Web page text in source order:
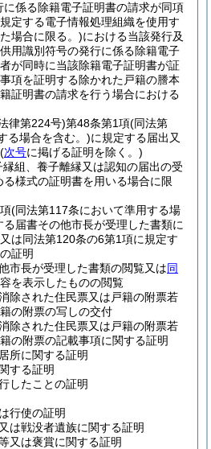
に係る除籍電子証明書の請求が同項
定する電子情報処理組織を使用す
場合に限る。)における当該発行及
用識別符号の発行に係る除籍電子
が同時に当該除籍電子証明書が証
項を証明する除かれた戸籍の謄本
証明書の請求を行う場合における
律第224号)第48条第1項(同法第
る場合を含む。)に規定する届出又
(次号に掲げる証明を除く。)
組、養子離縁又は認知の届出の受
る様式の証明書を用いる場合に限
(同法第117条において準用する場
る届書その他市長が受理した書類に
は同法第120条の6第1項に規定す
証明
市長が受理した書類の閲覧又は同
を表示したものの閲覧
除された住民票又は戸籍の附票若
の附票の写しの交付
除された住民票又は戸籍の附票若
の附票の記載事項に関する証明
所に関する証明
する証明
したことの証明
行使の証明
は戦没者遺族に関する証明
又は褒賞に関する証明